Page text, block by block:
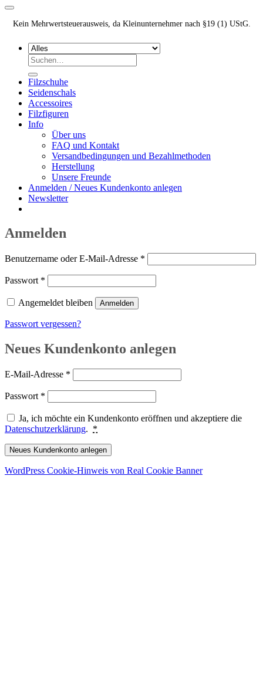
Kein Mehrwertsteuerausweis, da Kleinunternehmer nach §19 (1) UStG.
Suchen
nach:
Filzschuhe
Seidenschals
Accessoires
Filzfiguren
Info
Über uns
FAQ und Kontakt
Versandbedingungen und Bezahlmethoden
Herstellung
Unsere Freunde
Anmelden / Neues Kundenkonto anlegen
Newsletter
Anmelden
Benutzername oder E-Mail-Adresse *
Passwort *
Angemeldet bleiben Anmelden
Passwort vergessen?
Neues Kundenkonto anlegen
E-Mail-Adresse *
Passwort *
Ja, ich möchte ein Kundenkonto eröffnen und akzeptiere die
Datenschutzerklärung. *
Neues Kundenkonto anlegen
WordPress Cookie-Hinweis von Real Cookie Banner